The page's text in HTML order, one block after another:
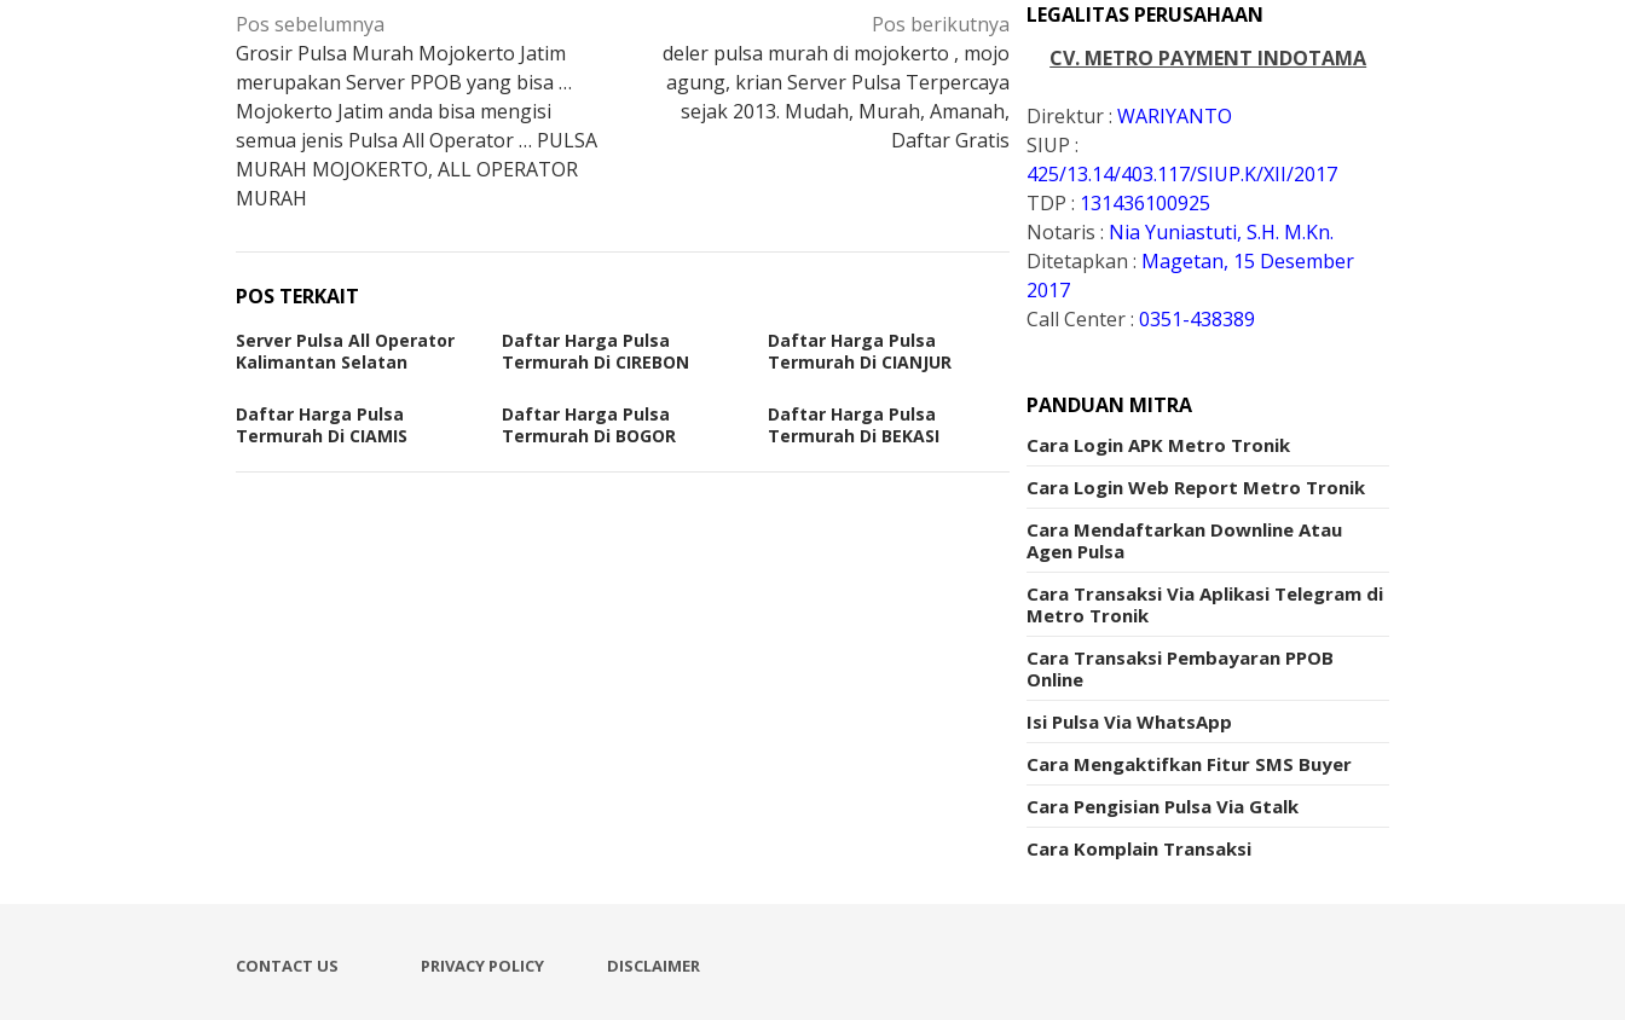
Navigasi
pos
Pos sebelumnya
Grosir Pulsa Murah Mojokerto Jatim
merupakan Server PPOB yang bisa …
Mojokerto Jatim anda bisa mengisi
semua jenis Pulsa All Operator … PULSA
MURAH MOJOKERTO, ALL OPERATOR
MURAH
Pos berikutnya
deler pulsa murah di mojokerto , mojo
agung, krian Server Pulsa Terpercaya
sejak 2013. Mudah, Murah, Amanah,
Daftar Gratis
POS TERKAIT
Server Pulsa All Operator
Kalimantan Selatan
Daftar Harga Pulsa
Termurah Di CIREBON
Daftar Harga Pulsa
Termurah Di CIANJUR
Daftar Harga Pulsa
Termurah Di CIAMIS
Daftar Harga Pulsa
Termurah Di BOGOR
Daftar Harga Pulsa
Termurah Di BEKASI
LEGALITAS PERUSAHAAN
CV. METRO PAYMENT INDOTAMA
Direktur :WARIYANTO
SIUP :
425/13.14/403.117/SIUP.K/XII/2017
TDP : 131436100925
Notaris : Nia Yuniastuti, S.H. M.Kn.
Ditetapkan : Magetan, 15 Desember
2017
Call Center :0351-438389
PANDUAN MITRA
Cara Login APK Metro Tronik
Cara Login Web Report Metro Tronik
Cara Mendaftarkan Downline Atau
Agen Pulsa
Cara Transaksi Via Aplikasi Telegram di
Metro Tronik
Cara Transaksi Pembayaran PPOB
Online
Isi Pulsa Via WhatsApp
Cara Mengaktifkan Fitur SMS Buyer
Cara Pengisian Pulsa Via Gtalk
Cara Komplain Transaksi
CONTACT US PRIVACY POLICY DISCLAIMER